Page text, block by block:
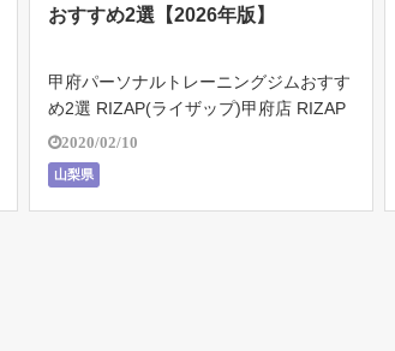
おすすめ2選【2026年版】
甲府パーソナルトレーニングジムおすす
め2選 RIZAP(ライザップ)甲府店 RIZAP
(ライザップ)は、完全個室のパーソナル
ジムとしては、国内広域に129店舗、海
外7店舗を保持する最大手。 2022年3月
現在17万人を超 […]
2020/02/10
山梨県